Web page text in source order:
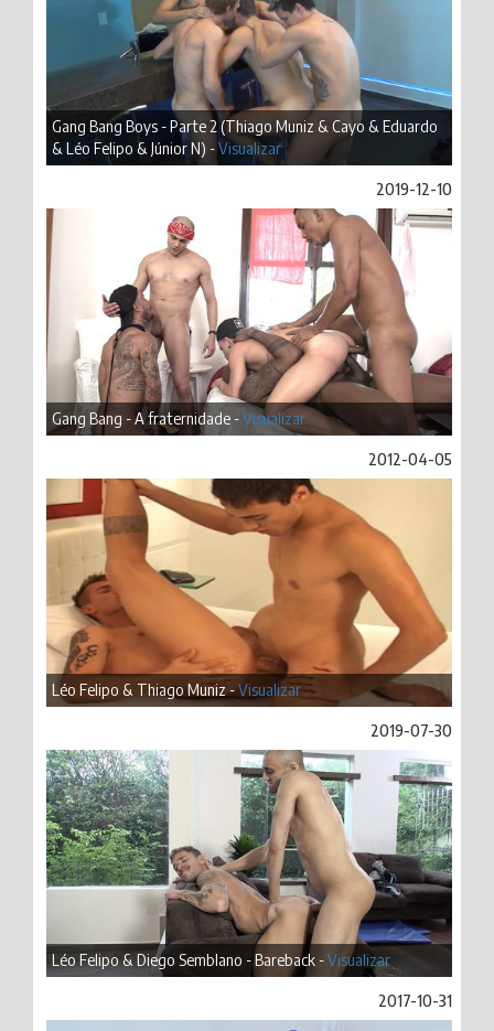
Gang Bang Boys - Parte 2 (Thiago Muniz & Cayo & Eduardo
& Léo Felipo & Júnior N) -Visualizar
2019-12-10
Gang Bang - A fraternidade -Visualizar
2012-04-05
Léo Felipo & Thiago Muniz -Visualizar
2019-07-30
Léo Felipo & Diego Semblano - Bareback -Visualizar
2017-10-31